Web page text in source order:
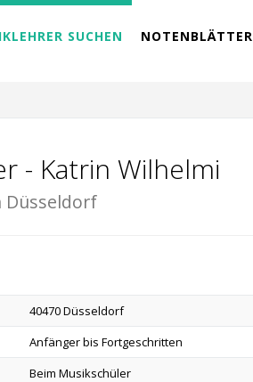
SUCHEN NOTENBLÄTTER
- Katrin Wilhelmi
40470 Düsseldorf
Anfänger bis Fortgeschritten
Beim Musikschüler